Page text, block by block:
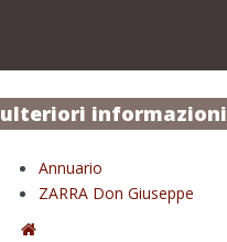
ulteriori informazioni
Annuario
ZARRA Don Giuseppe